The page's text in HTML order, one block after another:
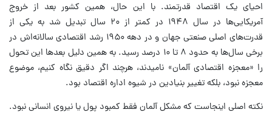
احیای یک اقتصاد قدرتمند. با این حال، همین کشور بعد از خروج
آمریکایی‌ها در سال ۱۹۴۸ در کمتر از ۲۰ سال تبدیل شد به یکی از
قدرت‌های اصلی صنعتی جهان و در دهه ۱۹۵۰ رشد اقتصادی سالانه‌اش در
برخی سال‌ها به حدود ۸ تا ۱۰ درصد رسید. به همین دلیل بعدها این تحول
را «معجزه اقتصادی آلمان» نامیدند، هرچند اگر دقیق نگاه کنیم، موضوع
معجزه نبود، بلکه تغییر بنیادین در شیوه اداره اقتصاد بود.
‌نکته اصلی اینجاست که مشکل آلمان فقط کمبود پول یا نیروی انسانی نبود.